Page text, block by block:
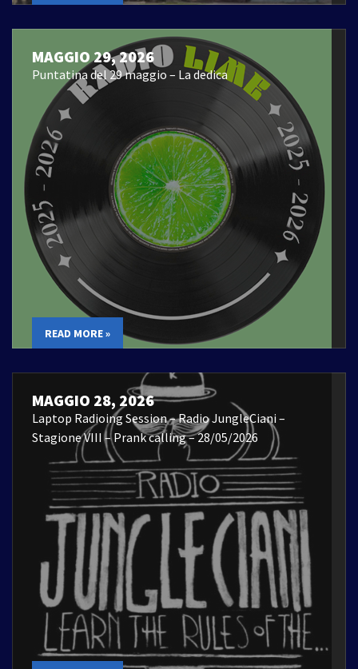
MAGGIO 29, 2026
Puntatina del 29 maggio – La dedica
READ MORE »
MAGGIO 28, 2026
Laptop Radioing Session – Radio JungleCiani –
Stagione VIII – Prank calling – 28/05/2026